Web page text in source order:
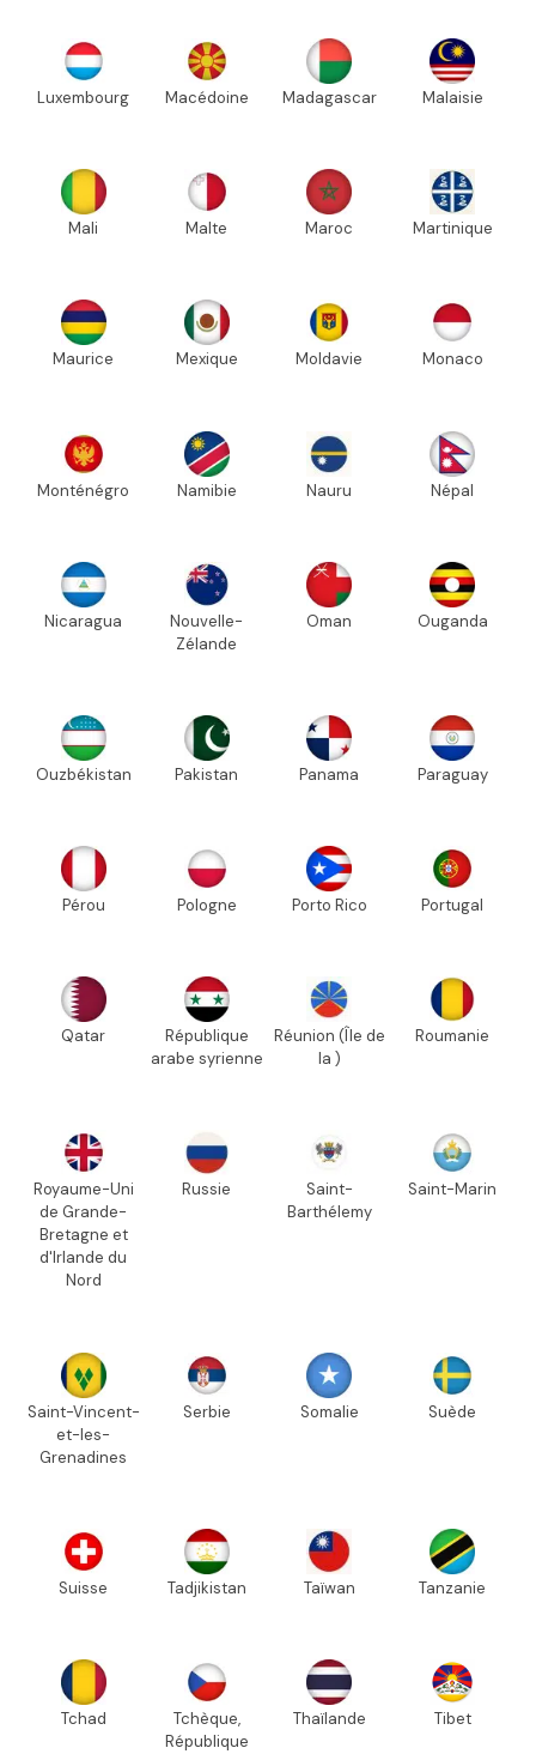
Luxembourg Macédoine Madagascar Malaisie
Mali Malte Maroc Martinique
Maurice Mexique Moldavie Monaco
Monténégro Namibie Nauru Népal
Nicaragua
Nouvelle-
Zélande
Oman Ouganda
Ouzbékistan Pakistan Panama Paraguay
Pérou Pologne Porto Rico Portugal
Qatar
République
arabe syrienne
Réunion (Île de
la )
Roumanie
Royaume-Uni
de Grande-
Bretagne et
d'Irlande du
Nord
Russie
Saint-
Barthélemy
Saint-Marin
Saint-Vincent-
et-les-
Grenadines
Serbie Somalie Suède
Suisse Tadjikistan Taïwan Tanzanie
Tchad
Tchèque,
République
Thaïlande Tibet